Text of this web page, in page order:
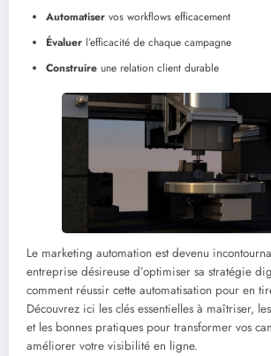
Automatiser vos workflows efficacement
Évaluer l’efficacité de chaque campagne
Construire une relation client durable
Le marketing automation est devenu
entreprise désireuse d’optimiser sa stratégie
comment réussir cette automatisation pour en
Découvrez ici les clés essentielles à maîtriser,
et les bonnes pratiques pour transformer vos
améliorer votre visibilité en ligne.